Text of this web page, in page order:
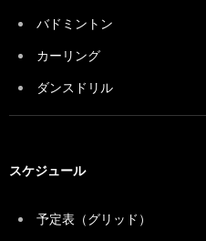
バドミントン
カーリング
ダンスドリル
スケジュール
予定表（グリッド）